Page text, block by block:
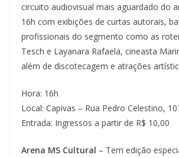
circuito audiovisual mais aguardado do
16h com exibições de curtas autorais,
profissionais do segmento como as
Tesch e Layanara Rafaela, cineasta
além de discotecagem e atrações
Hora: 16h
Local: Capivas – Rua Pedro Celestino,
Entrada: Ingressos a partir de R$ 10,00
Arena MS Cultural – Tem edição